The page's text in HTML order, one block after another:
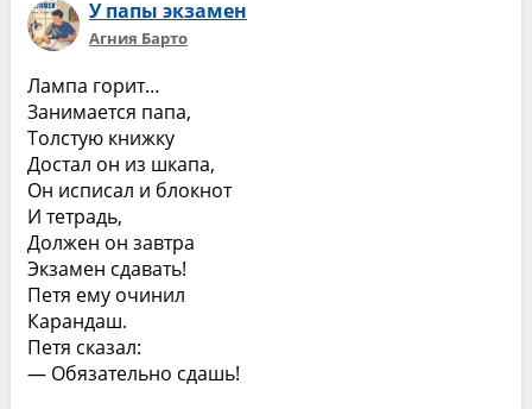
У папы экзамен
Агния Барто
Лампа горит…
Занимается папа,
Толстую книжку
Достал он из шкапа,
Он исписал и блокнот
И тетрадь,
Должен он завтра
Экзамен сдавать!
Петя ему очинил
Карандаш.
Петя сказал:
— Обязательно сдашь!